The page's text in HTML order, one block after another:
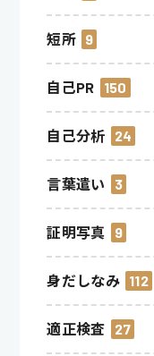
短所 9
自己PR 150
自己分析 24
言葉遣い 3
証明写真 9
身だしなみ 112
適正検査 27